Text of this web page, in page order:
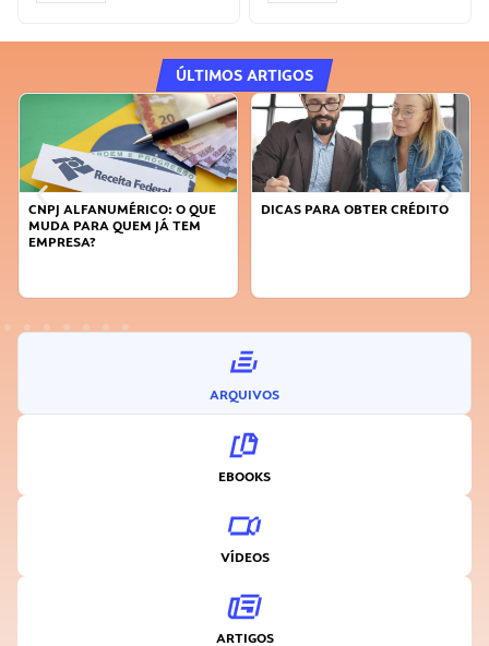
ÚLTIMOS ARTIGOS
CNPJ ALFANUMÉRICO: O QUE
MUDA PARA QUEM JÁ TEM
EMPRESA?
DICAS PARA OBTER CRÉDITO
ARQUIVOS
EBOOKS
VÍDEOS
ARTIGOS